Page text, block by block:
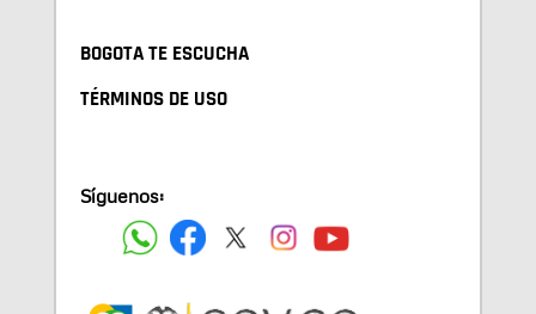
BOGOTA TE ESCUCHA
TÉRMINOS DE USO
Síguenos: